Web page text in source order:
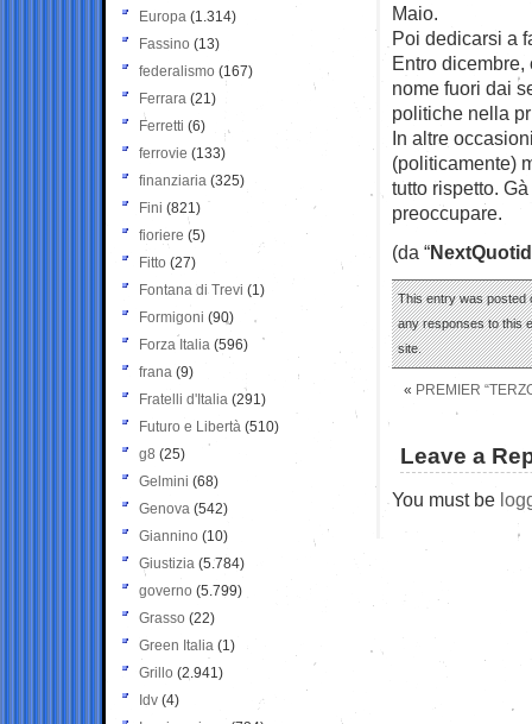
Maio.
Poi dedicarsi a
Entro
nome fuori dai
politiche nella
In altre
(politicamente)
tutto rispetto.
preoccupare.
(da “
This entry was posted
any responses to this
site.
« PREMIER
Leave a
You must be
Europa (1.314)
Fassino (13)
federalismo (167)
Ferrara (21)
Ferretti (6)
ferrovie (133)
finanziaria (325)
Fini (821)
fioriere (5)
Fitto (27)
Fontana di Trevi (1)
Formigoni (90)
Forza Italia (596)
frana (9)
Fratelli d'Italia (291)
Futuro e Libertà (510)
g8 (25)
Gelmini (68)
Genova (542)
Giannino (10)
Giustizia (5.784)
governo (5.799)
Grasso (22)
Green Italia (1)
Grillo (2.941)
Idv (4)